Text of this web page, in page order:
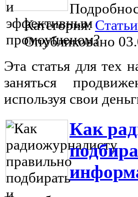
Категория:Статьи
Опубликовано
Эта статья для тех
заняться
используя свои
Как